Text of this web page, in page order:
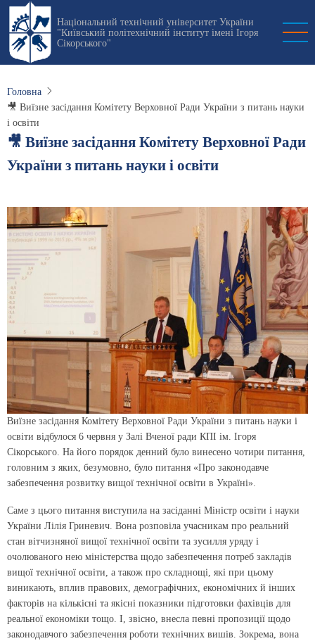
Перейти
основного
вмісту
Національний технічний університет України
"Київський політехнічний інститут імені Ігоря
Сікорського"
Головна
🎥 Виїзне засідання Комітету Верховної Ради України з питань науки
і освіти
🎥 Виїзне засідання Комітету Верховної Ради
України з питань науки і освіти
Виїзне засідання Комітету Верховної Ради України з питань науки і
освіти відбулося 6 червня у Залі Вченої ради КПІ ім. Ігоря
Сікорського. На його порядок денний було винесено чотири питання,
головним з яких, безумовно, було питання «Про законодавче
забезпечення розвитку вищої технічної освіти в Україні».
Саме з цього питання виступила на засіданні Міністр освіти і науки
України Лілія Гриневич. Вона розповіла учасникам про реальний
стан вітчизняної вищої технічної освіти та зусилля уряду і
очолюваного нею міністерства щодо забезпечення потреб закладів
вищої технічної освіти, а також про складнощі, які при цьому
виникають, вплив правових, демографічних, економічних й інших
факторів на кількісні та якісні показники підготовки фахівців для
реальної економіки тощо. І, звісно, внесла певні пропозиції щодо
законодавчого забезпечення роботи технічних вишів. Зокрема, вона